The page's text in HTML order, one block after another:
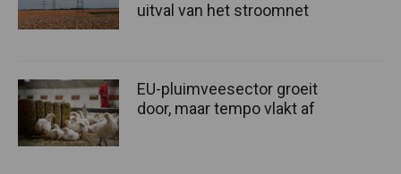
uitval van het stroomnet
EU-pluimveesector groeit
door, maar tempo vlakt af